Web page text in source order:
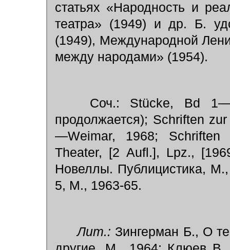
статьях «Народность и
театра» (1949) и др. Б.
(1949), Международной
между народами» (1954).
Соч.: Stücke, Bd
продолжается); Schriften
—Weimar, 1968; Schriften
Theater, [2 Aufl.], Lpz.,
Новеллы. Публицистика,
5, М., 1963-65.
Лит.: Зингерман Б., О